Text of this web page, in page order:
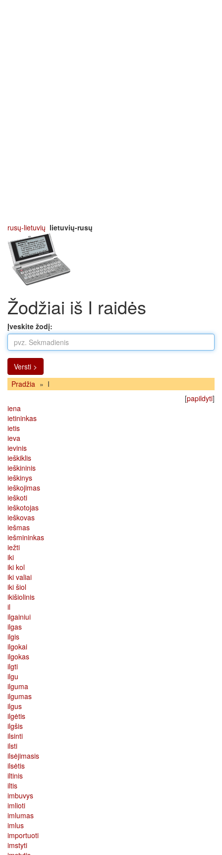
rusų-lietuvių lietuvių-rusų
Žodžiai iš I raidės
Įveskite žodį:
Versti >
Pradžia » I
[papildyti]
iena
ietininkas
ietis
ieva
ievinis
ieškiklis
ieškininis
ieškinys
ieškojimas
ieškoti
ieškotojas
ieškovas
iešmas
iešmininkas
iežti
iki
iki kol
iki valiai
iki šiol
ikišiolinis
il
ilgainiui
ilgas
ilgis
ilgokai
ilgokas
ilgti
ilgu
ilguma
ilgumas
ilgus
ilgėtis
ilgšis
ilsinti
ilsti
ilsėjimasis
ilsėtis
iltinis
iltis
imbuvys
imlioti
imlumas
imlus
importuoti
imstyti